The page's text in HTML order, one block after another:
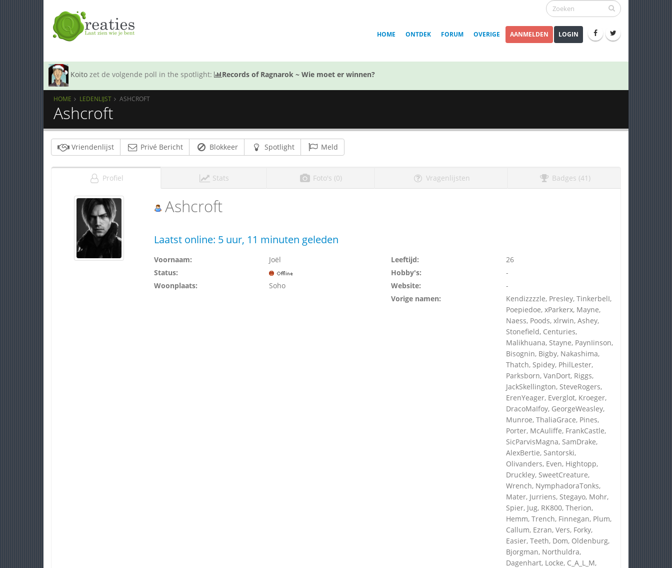
HOME ONTDEK FORUM OVERIGE AANMELDEN LOGIN
Koito zet de volgende poll in the spotlight: Records of Ragnarok ~ Wie moet er winnen?
HOME LEDENLIJST ASHCROFT
Ashcroft
Vriendenlijst Privé Bericht Blokkeer Spotlight Meld
Profiel Stats Foto's (0) Vragenlijsten Badges (41)
Ashcroft
Laatst online: 5 uur, 11 minuten geleden
Voornaam:
Joël
Status:
Woonplaats:
Soho
Leeftijd:
26
Hobby's:
-
Website:
-
Vorige namen:
Kendizzzzle, PresIey, TinkerbelI,
Poepiedoe, xParkerx, Mayne,
Naess, Poods, xlrwin, Ashey,
Stonefield, Centuries,
Malikhuana, Stayne, PaynIinson,
Bisognin, Bigby, Nakashima,
Thatch, Spidey, PhilLester,
Parksborn, VanDort, Riggs,
JackSkellington, SteveRogers,
ErenYeager, Everglot, Kroeger,
DracoMaIfoy, GeorgeWeasley,
Munroe, ThaliaGrace, Pines,
Porter, McAuliffe, FrankCastle,
SicParvisMagna, SamDrake,
AlexBertie, Santorski,
Olivanders, Even, Hightopp,
Druckley, SweetCreature,
Wrench, NymphadoraTonks,
Mater, Jurriens, Stegayo, Mohr,
Spier, Jug, RK800, Therion,
Hemm, Trench, Finnegan, Plum,
Callum, Ezran, Vers, Forky,
Easier, Teeth, Dom, Oldenburg,
Bjorgman, Northuldra,
Dagenhart, Locke, C_A_L_M,